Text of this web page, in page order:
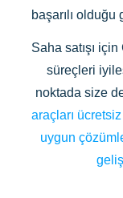
başarılı
Saha satışı
süreçleri
noktada size
araçları
uygun